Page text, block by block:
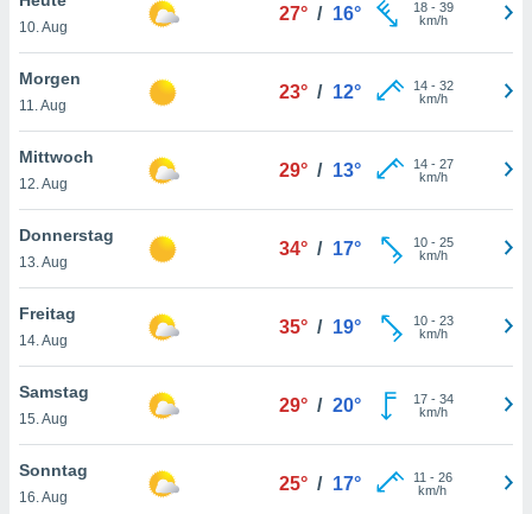
oder
Partner
es uns
das
der
Profil zu
Ihnen
finden
. Sie
jederzeit
Rand
10. Aug
27° / 16° 18- 39
km/h
Morgen
11. Aug
23° / 12° 14- 32
km/h
Mittwoch
12. Aug
29° / 13° 14- 27
km/h
Donnerstag
13. Aug
34° / 17° 10- 25
km/h
Freitag
14. Aug
35° / 19° 10- 23
km/h
Samstag
15. Aug
29° / 20° 17- 34
km/h
Sonntag
16. Aug
25° / 17° 11 - 26
km/h